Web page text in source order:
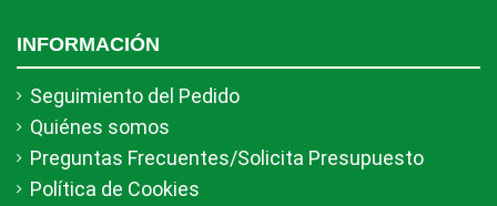
INFORMACIÓN
Seguimiento del Pedido
Quiénes somos
Preguntas Frecuentes/Solicita Presupuesto
Política de Cookies